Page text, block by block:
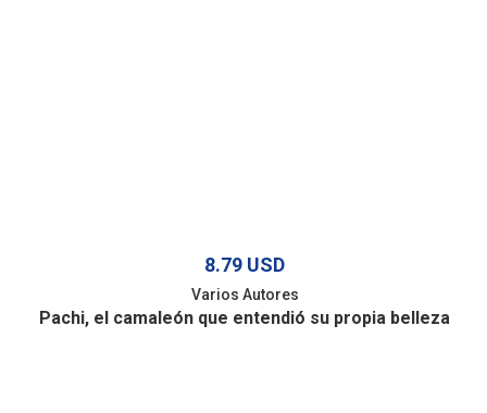
8.79 USD
Varios Autores
Pachi, el camaleón que entendió su propia belleza